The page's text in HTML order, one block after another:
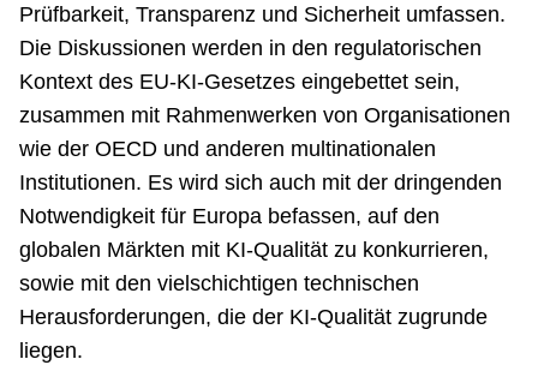
Prüfbarkeit, Transparenz und Sicherheit umfassen.
Die Diskussionen werden in den regulatorischen
Kontext des EU-KI-Gesetzes eingebettet sein,
zusammen mit Rahmenwerken von Organisationen
wie der OECD und anderen multinationalen
Institutionen. Es wird sich auch mit der dringenden
Notwendigkeit für Europa befassen, auf den
globalen Märkten mit KI-Qualität zu konkurrieren,
sowie mit den vielschichtigen technischen
Herausforderungen, die der KI-Qualität zugrunde
liegen.